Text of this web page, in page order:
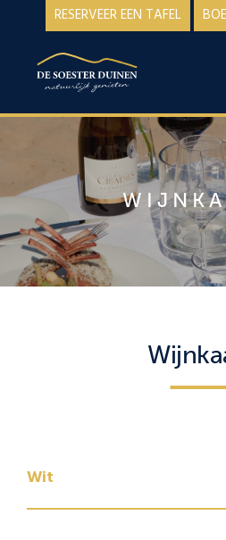
hoofdnavigatie
hoofd
RESERVEER EEN TAFEL
Wit